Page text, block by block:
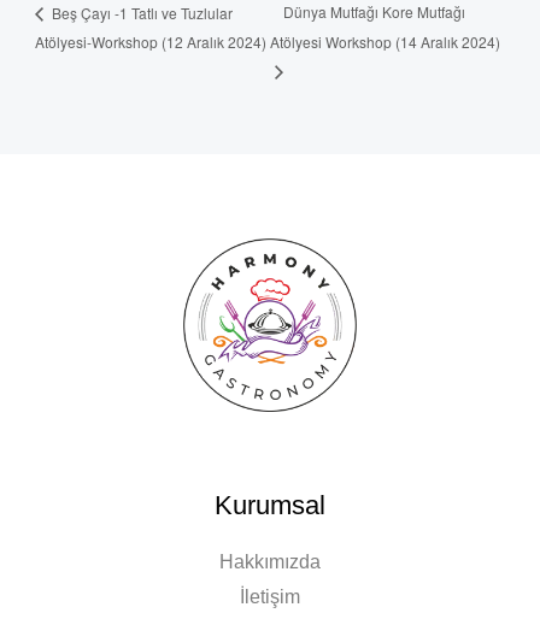
Beş Çayı -1 Tatlı ve Tuzlular
Atölyesi-Workshop (12 Aralık 2024)
Dünya Mutfağı Kore Mutfağı
Atölyesi Workshop (14 Aralık 2024)
Kurumsal
Hakkımızda
İletişim